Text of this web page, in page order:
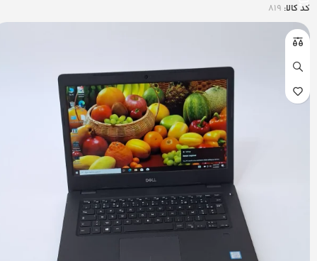
کد کالا: 819